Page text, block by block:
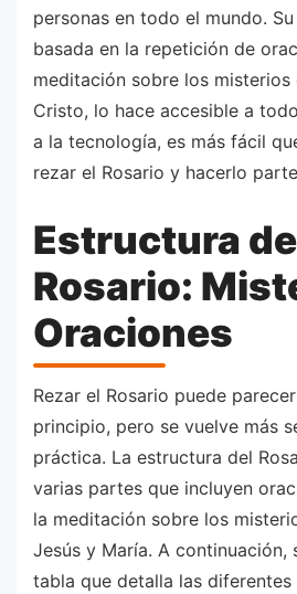
personas en todo el mundo.
basada en la repetición de
meditación sobre los misterios
Cristo, lo hace accesible a
a la tecnología, es más fácil
rezar el Rosario y hacerlo
Estructura
Rosario:
Oraciones
Rezar el Rosario puede
principio, pero se vuelve más
práctica. La estructura del
varias partes que incluyen
la meditación sobre los
Jesús y María. A continuación,
tabla que detalla las diferentes